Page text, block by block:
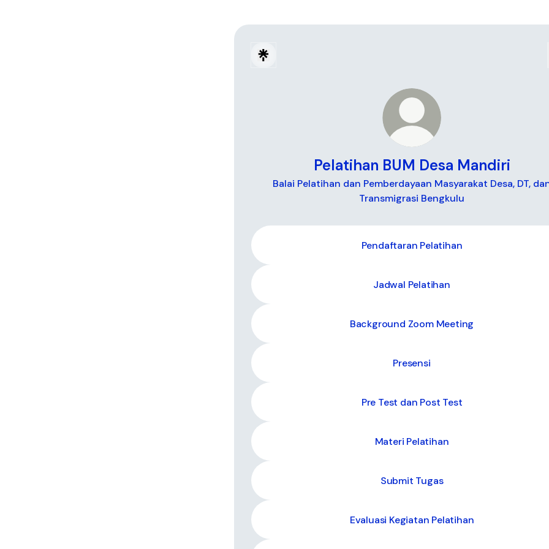
Pelatihan BUM Desa Mandiri
Balai Pelatihan dan Pemberdayaan Masyarakat Desa, DT,
Transmigrasi Bengkulu
Pendaftaran Pelatihan
Jadwal Pelatihan
Background Zoom Meeting
Presensi
Pre Test dan Post Test
Materi Pelatihan
Submit Tugas
Evaluasi Kegiatan Pelatihan